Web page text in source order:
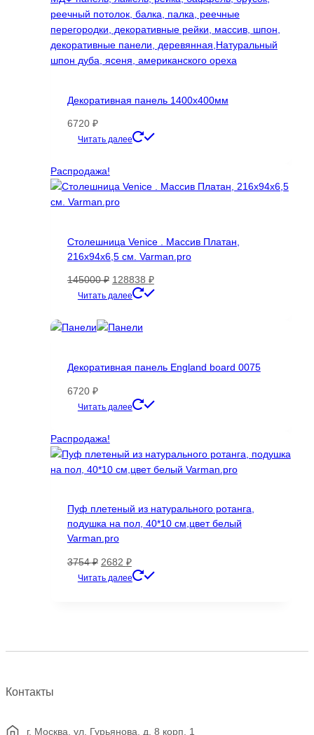
Декоративная панель 1400х400мм
6720 ₽
Читать далее
несколько
выбрать
на
Распродажа!
Столешница Venice . Массив Платан,
216х94х6,5 см. Varman.pro
145000₽ Первоначальная
цена
145000 ₽.
128838 ₽Текущая
цена:
Читать далее
Декоративная панель England board 0075
6720 ₽
Читать далее
несколько
вариаций.
выбрать
на
Распродажа!
Пуф плетеный из натурального ротанга,
подушка на пол, 40*10 см,цвет белый
Varman.pro
3754₽ Первоначальная
цена
2682 ₽Текущая
цена:
Читать далее
Контакты
г. Москва, ул. Гурьянова, д. 8 корп. 1